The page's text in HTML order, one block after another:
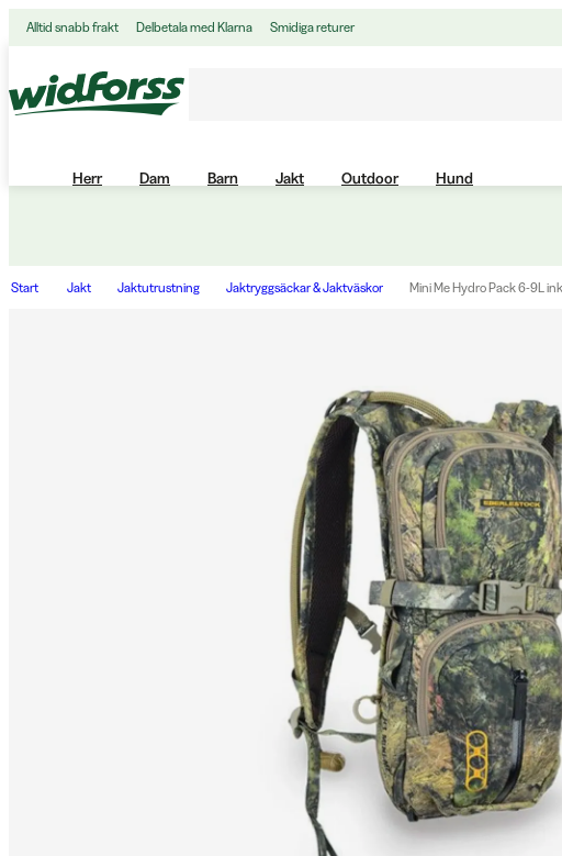
Alltid snabb frakt Delbetala med Klarna Smidiga returer
Herr Dam Barn Jakt Outdoor Hund
Start Jakt Jaktutrustning Jaktryggsäckar & Jaktväskor Mini Me Hydro Pack 6-9L